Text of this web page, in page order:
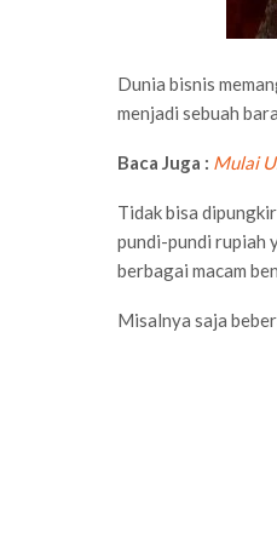
Dunia bisnis
menjadi sebuah
Baca Juga : Mulai
Tidak bisa
pundi-pundi rupiah
berbagai macam
Misalnya saja